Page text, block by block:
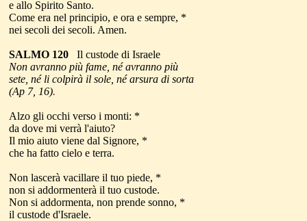
e allo Spirito Santo.
Come era nel principio, e ora e sempre, *
nei secoli dei secoli. Amen.
SALMO 120 Il custode di Israele
Non avranno più fame, né avranno più
sete, né li colpirà il sole, né arsura di sorta
(Ap 7, 16).
Alzo gli occhi verso i monti: *
da dove mi verrà l'aiuto?
Il mio aiuto viene dal Signore, *
che ha fatto cielo e terra.
Non lascerà vacillare il tuo piede, *
non si addormenterà il tuo custode.
Non si addormenta, non prende sonno, *
il custode d'Israele.